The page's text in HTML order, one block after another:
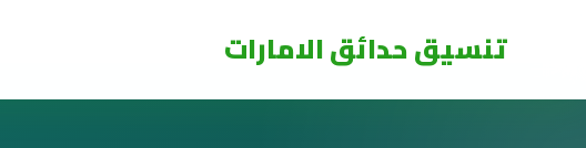
تنسيق حدائق الامارات